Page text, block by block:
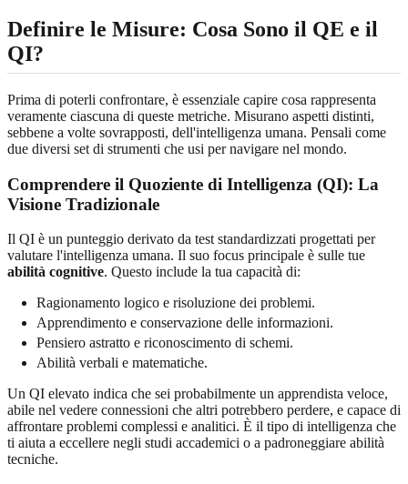
Definire le Misure: Cosa Sono il QE e il
QI?
Prima di poterli confrontare, è essenziale capire cosa rappresenta
veramente ciascuna di queste metriche. Misurano aspetti distinti,
sebbene a volte sovrapposti, dell'intelligenza umana. Pensali come
due diversi set di strumenti che usi per navigare nel mondo.
Comprendere il Quoziente di Intelligenza (QI): La
Visione Tradizionale
Il QI è un punteggio derivato da test standardizzati progettati per
valutare l'intelligenza umana. Il suo focus principale è sulle tue
abilità cognitive. Questo include la tua capacità di:
Ragionamento logico e risoluzione dei problemi.
Apprendimento e conservazione delle informazioni.
Pensiero astratto e riconoscimento di schemi.
Abilità verbali e matematiche.
Un QI elevato indica che sei probabilmente un apprendista veloce,
abile nel vedere connessioni che altri potrebbero perdere, e capace di
affrontare problemi complessi e analitici. È il tipo di intelligenza che
ti aiuta a eccellere negli studi accademici o a padroneggiare abilità
tecniche.